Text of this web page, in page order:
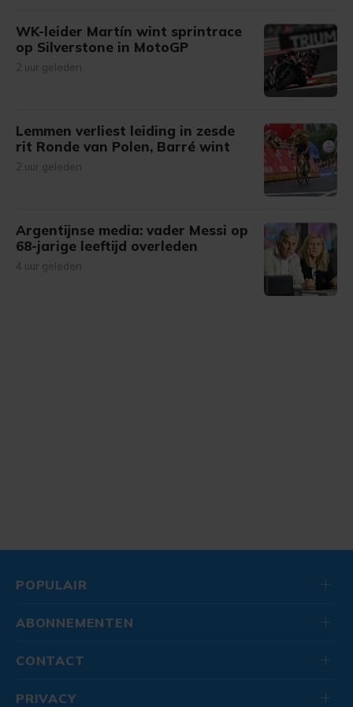
WK-leider Martín wint sprintrace
op Silverstone in MotoGP
2 uur geleden
Lemmen verliest leiding in zesde
rit Ronde van Polen, Barré wint
2 uur geleden
Argentijnse media: vader Messi op
68-jarige leeftijd overleden
4 uur geleden
POPULAIR
ABONNEMENTEN
CONTACT
PRIVACY